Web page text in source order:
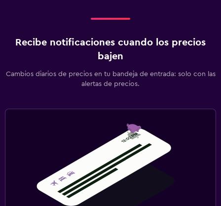
Recibe notificaciones cuando los precios
bajen
Cambios diarios de precios en tu bandeja de entrada: solo con las
alertas de precios.